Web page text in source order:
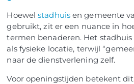
Hoewelstadhuisen gemeente
gebruikt, zit er een nuance in
termen benaderen. Het
als fysieke locatie, terwijl
naar de dienstverlening zelf.
Voor openingstijden betekent